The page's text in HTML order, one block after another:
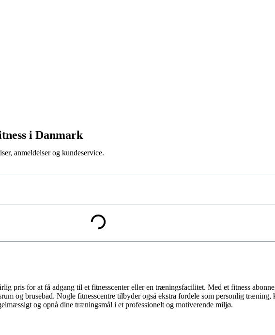
i Danmark
anmeldelser og kundeservice.
pris for at få adgang til et fitnesscenter eller en træningsfacilitet. Med et fitness
og brusebad. Nogle fitnesscentre tilbyder også ekstra fordele som personlig træning,
og opnå dine træningsmål i et professionelt og motiverende miljø.